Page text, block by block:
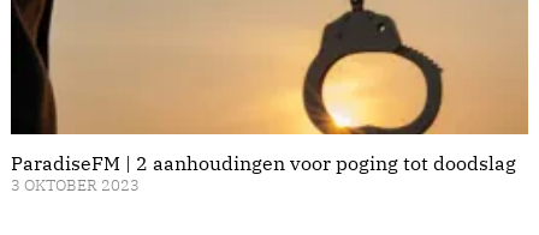
ParadiseFM | 2 aanhoudingen voor poging tot doodslag
3 OKTOBER 2023